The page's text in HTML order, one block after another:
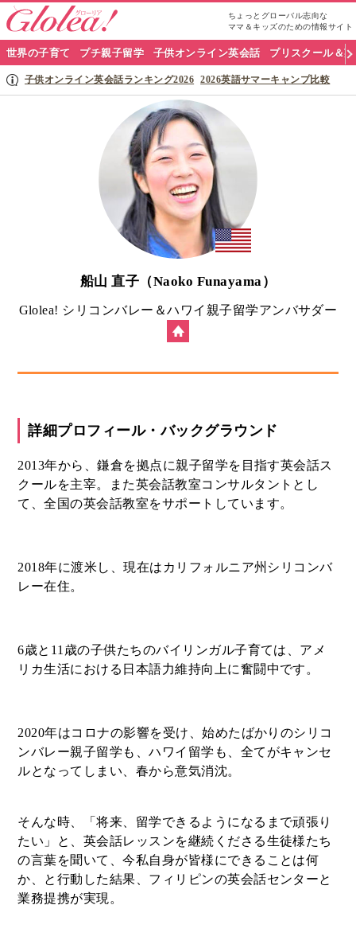
ちょっとグローバル志向な
ママ＆キッズのための情報サイト
グ
ロ
世界の子育て プチ親子留学 子供オンライン英会話 プリスクール＆
子供オンライン英会話ランキング2026 2026英語サマーキャンプ比較
船山 直子（Naoko Funayama）
Glolea! シリコンバレー＆ハワイ親子留学アンバサダー
詳細プロフィール・バックグラウンド
2013年から、鎌倉を拠点に親子留学を目指す英会話ス
クールを主宰。また英会話教室コンサルタントとし
て、全国の英会話教室をサポートしています。
2018年に渡米し、現在はカリフォルニア州シリコンバ
レー在住。
6歳と11歳の子供たちのバイリンガル子育ては、アメ
リカ生活における日本語力維持向上に奮闘中です。
2020年はコロナの影響を受け、始めたばかりのシリコ
ンバレー親子留学も、ハワイ留学も、全てがキャンセ
ルとなってしまい、春から意気消沈。
そんな時、「将来、留学できるようになるまで頑張り
たい」と、英会話レッスンを継続くださる生徒様たち
の言葉を聞いて、今私自身が皆様にできることは何
か、と行動した結果、フィリピンの英会話センターと
業務提携が実現。